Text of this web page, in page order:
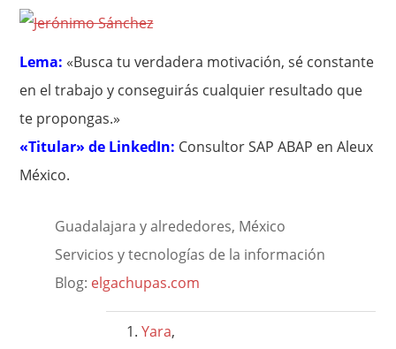
Lema: «Busca tu verdadera motivación, sé constante
en el trabajo y conseguirás cualquier resultado que
te propongas.»
«Titular» de LinkedIn: Consultor SAP ABAP en Aleux
México.
Guadalajara y alrededores, México
Servicios y tecnologías de la información
Blog: elgachupas.com
Yara,